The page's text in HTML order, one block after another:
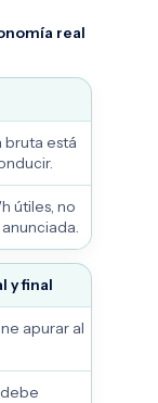
real
bruta está
útiles, no
y final
apurar al